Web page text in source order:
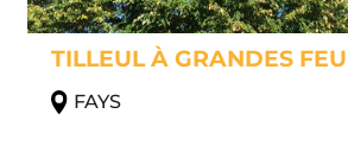
TILLEUL À GRANDES
FAYS